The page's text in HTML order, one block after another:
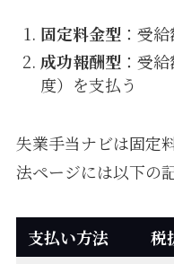
固定料金型：受給
成功報酬型：受
度）を支払う
失業手当ナビは固定
法ページには以下の
支払い方法 税